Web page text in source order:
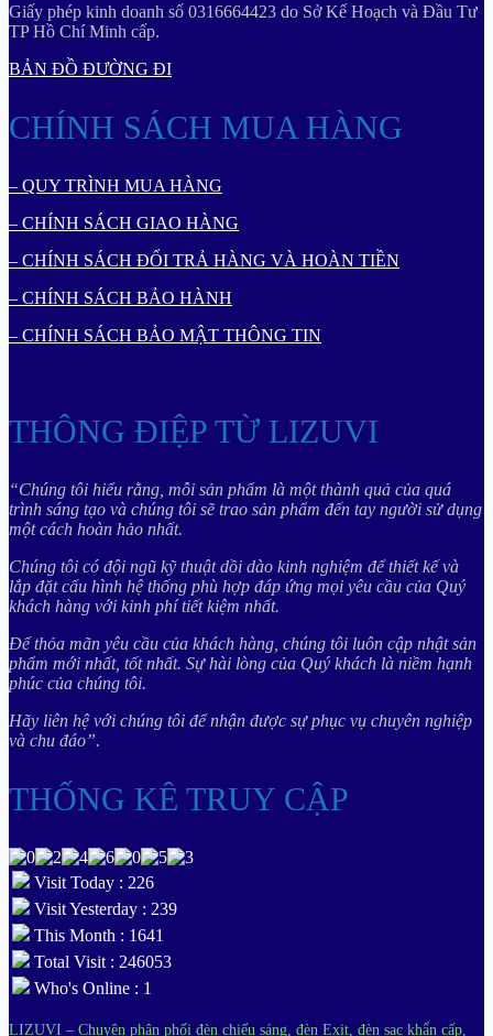
Giấy phép kinh doanh số 0316664423 do Sở Kế Hoạch và Đầu Tư
TP Hồ Chí Minh cấp.
BẢN ĐỒ ĐƯỜNG ĐI
CHÍNH SÁCH MUA HÀNG
– QUY TRÌNH MUA HÀNG
– CHÍNH SÁCH GIAO HÀNG
– CHÍNH SÁCH ĐỔI TRẢ HÀNG VÀ HOÀN TIỀN
– CHÍNH SÁCH BẢO HÀNH
– CHÍNH SÁCH BẢO MẬT THÔNG TIN
THÔNG ĐIỆP TỪ LIZUVI
“Chúng tôi hiểu rằng, mỗi sản phẩm là một thành quả của quá
trình sáng tạo và chúng tôi sẽ trao sản phẩm đến tay người sử dụng
một cách hoàn hảo nhất.
Chúng tôi có đội ngũ kỹ thuật dồi dào kinh nghiệm để thiết kế và
lắp đặt cấu hình hệ thống phù hợp đáp ứng mọi yêu cầu của Quý
khách hàng với kinh phí tiết kiệm nhất.
Để thỏa mãn yêu cầu của khách hàng, chúng tôi luôn cập nhật sản
phẩm mới nhất, tốt nhất. Sự hài lòng của Quý khách là niềm hạnh
phúc của chúng tôi.
Hãy liên hệ với chúng tôi để nhận được sự phục vụ chuyên nghiệp
và chu đáo”.
THỐNG KÊ TRUY CẬP
Visit Today : 226
Visit Yesterday : 239
This Month : 1641
Total Visit : 246053
Who's Online : 1
LIZUVI – Chuyên phân phối đèn chiếu sáng, đèn Exit, đèn sạc khẩn cấp,